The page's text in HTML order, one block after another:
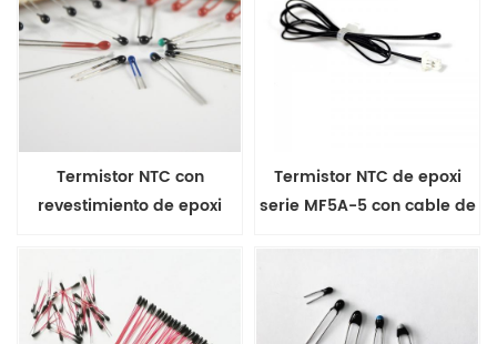
Termistor NTC con
revestimiento de epoxi
Termistor NTC de epoxi
serie MF5A-5 con cable de